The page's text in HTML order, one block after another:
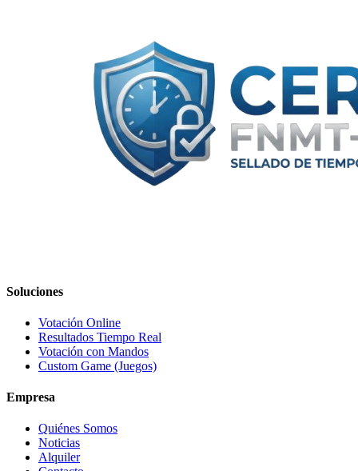
Soluciones
Votación Online
Resultados Tiempo Real
Votación con Mandos
Custom Game (Juegos)
Empresa
Quiénes Somos
Noticias
Alquiler